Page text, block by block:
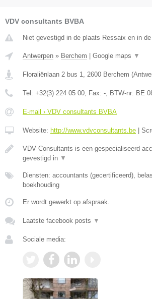
VDV consultants BVBA
Niet gevestigd in de plaats Ressaix en in
Antwerpen » Berchem Google maps ▼
Floraliënlaan 2 bus 1, 2600 Berchem (
Tel: +32(3) 224 05 00, Fax: -, BTW-nr: BE
E-mail › VDV consultants BVBA
Website: http://www.vdvconsultants.be
VDV Consultants is een gespecialiseerd
gevestigd in ▼
Diensten: accountants (gecertificeerd),
boekhouding
Er wordt gewerkt op afspraak.
Laatste facebook posts ▼
Sociale media: